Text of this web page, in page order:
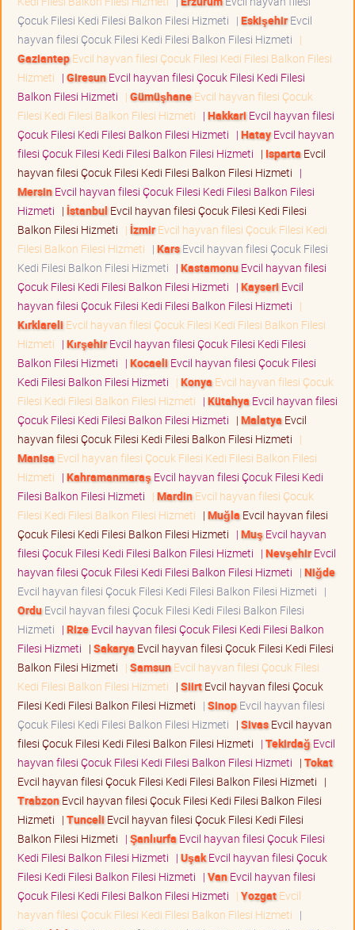
Çocuk Filesi Kedi Filesi Balkon Filesi Hizmeti | EskişehirEvcil
hayvan filesi Çocuk Filesi Kedi Filesi Balkon Filesi Hizmeti |
GaziantepEvcil hayvan filesi Çocuk Filesi Kedi Filesi Balkon Filesi
Hizmeti | GiresunEvcil hayvan filesi Çocuk Filesi Kedi Filesi
Balkon Filesi Hizmeti | GümüşhaneEvcil hayvan filesi Çocuk
Filesi Kedi Filesi Balkon Filesi Hizmeti | Hakkari Evcil hayvan filesi
Çocuk Filesi Kedi Filesi Balkon Filesi Hizmeti | HatayEvcil hayvan
filesi Çocuk Filesi Kedi Filesi Balkon Filesi Hizmeti | Isparta Evcil
hayvan filesi Çocuk Filesi Kedi Filesi Balkon Filesi Hizmeti |
MersinEvcil hayvan filesi Çocuk Filesi Kedi Filesi Balkon Filesi
Hizmeti | İstanbul Evcil hayvan filesi Çocuk Filesi Kedi Filesi
Balkon Filesi Hizmeti | İzmirEvcil hayvan filesi Çocuk Filesi Kedi
Filesi Balkon Filesi Hizmeti | KarsEvcil hayvan filesi Çocuk Filesi
Kedi Filesi Balkon Filesi Hizmeti | KastamonuEvcil hayvan filesi
Çocuk Filesi Kedi Filesi Balkon Filesi Hizmeti | Kayseri Evcil
hayvan filesi Çocuk Filesi Kedi Filesi Balkon Filesi Hizmeti |
Kırklareli Evcil hayvan filesi Çocuk Filesi Kedi Filesi Balkon Filesi
Hizmeti | KırşehirEvcil hayvan filesi Çocuk Filesi Kedi Filesi
Balkon Filesi Hizmeti | Kocaeli Evcil hayvan filesi Çocuk Filesi
Kedi Filesi Balkon Filesi Hizmeti | Konya Evcil hayvan filesi Çocuk
Filesi Kedi Filesi Balkon Filesi Hizmeti | Kütahya Evcil hayvan filesi
Çocuk Filesi Kedi Filesi Balkon Filesi Hizmeti | Malatya Evcil
hayvan filesi Çocuk Filesi Kedi Filesi Balkon Filesi Hizmeti |
Manisa Evcil hayvan filesi Çocuk Filesi Kedi Filesi Balkon Filesi
Hizmeti | Kahramanmaraş Evcil hayvan filesi Çocuk Filesi Kedi
Filesi Balkon Filesi Hizmeti | MardinEvcil hayvan filesi Çocuk
Filesi Kedi Filesi Balkon Filesi Hizmeti | Muğla Evcil hayvan filesi
Çocuk Filesi Kedi Filesi Balkon Filesi Hizmeti | Muş Evcil hayvan
filesi Çocuk Filesi Kedi Filesi Balkon Filesi Hizmeti | NevşehirEvcil
hayvan filesi Çocuk Filesi Kedi Filesi Balkon Filesi Hizmeti | Niğde
Evcil hayvan filesi Çocuk Filesi Kedi Filesi Balkon Filesi Hizmeti |
OrduEvcil hayvan filesi Çocuk Filesi Kedi Filesi Balkon Filesi
Hizmeti | RizeEvcil hayvan filesi Çocuk Filesi Kedi Filesi Balkon
Filesi Hizmeti | Sakarya Evcil hayvan filesi Çocuk Filesi Kedi Filesi
Balkon Filesi Hizmeti | SamsunEvcil hayvan filesi Çocuk Filesi
Kedi Filesi Balkon Filesi Hizmeti | SiirtEvcil hayvan filesi Çocuk
Filesi Kedi Filesi Balkon Filesi Hizmeti | SinopEvcil hayvan filesi
Çocuk Filesi Kedi Filesi Balkon Filesi Hizmeti | SivasEvcil hayvan
filesi Çocuk Filesi Kedi Filesi Balkon Filesi Hizmeti | Tekirdağ Evcil
hayvan filesi Çocuk Filesi Kedi Filesi Balkon Filesi Hizmeti | Tokat
Evcil hayvan filesi Çocuk Filesi Kedi Filesi Balkon Filesi Hizmeti |
TrabzonEvcil hayvan filesi Çocuk Filesi Kedi Filesi Balkon Filesi
Hizmeti | Tunceli Evcil hayvan filesi Çocuk Filesi Kedi Filesi
Balkon Filesi Hizmeti | Şanlıurfa Evcil hayvan filesi Çocuk Filesi
Kedi Filesi Balkon Filesi Hizmeti | UşakEvcil hayvan filesi Çocuk
Filesi Kedi Filesi Balkon Filesi Hizmeti | VanEvcil hayvan filesi
Çocuk Filesi Kedi Filesi Balkon Filesi Hizmeti | YozgatEvcil
hayvan filesi Çocuk Filesi Kedi Filesi Balkon Filesi Hizmeti |